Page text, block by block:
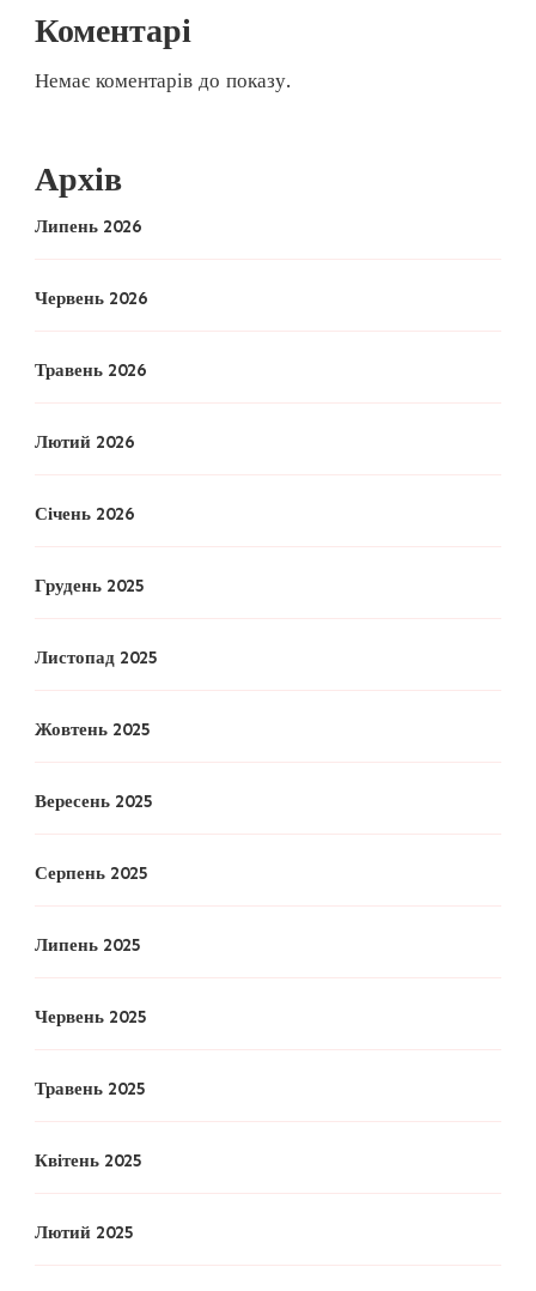
Коментарі
Немає коментарів до показу.
Архів
Липень 2026
Червень 2026
Травень 2026
Лютий 2026
Січень 2026
Грудень 2025
Листопад 2025
Жовтень 2025
Вересень 2025
Серпень 2025
Липень 2025
Червень 2025
Травень 2025
Квітень 2025
Лютий 2025